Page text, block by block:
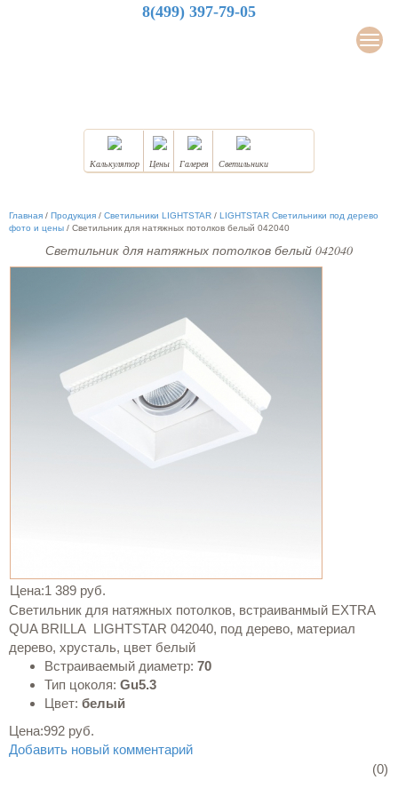
8(499) 397-79-05
Калькулятор Цены Галерея Светильники
Главная / Продукция / Светильники LIGHTSTAR / LIGHTSTAR Светильники под дерево
фото и цены / Светильник для натяжных потолков белый 042040
Светильник для натяжных потолков белый 042040
Цена:1 389 руб.
Светильник для натяжных потолков, встраиванмый EXTRA
QUA BRILLA LIGHTSTAR 042040, под дерево, материал
дерево, хрусталь, цвет белый
Встраиваемый диаметр: 70
Тип цоколя: Gu5.3
Цвет: белый
Цена:992 руб.
Добавить новый комментарий
(0)